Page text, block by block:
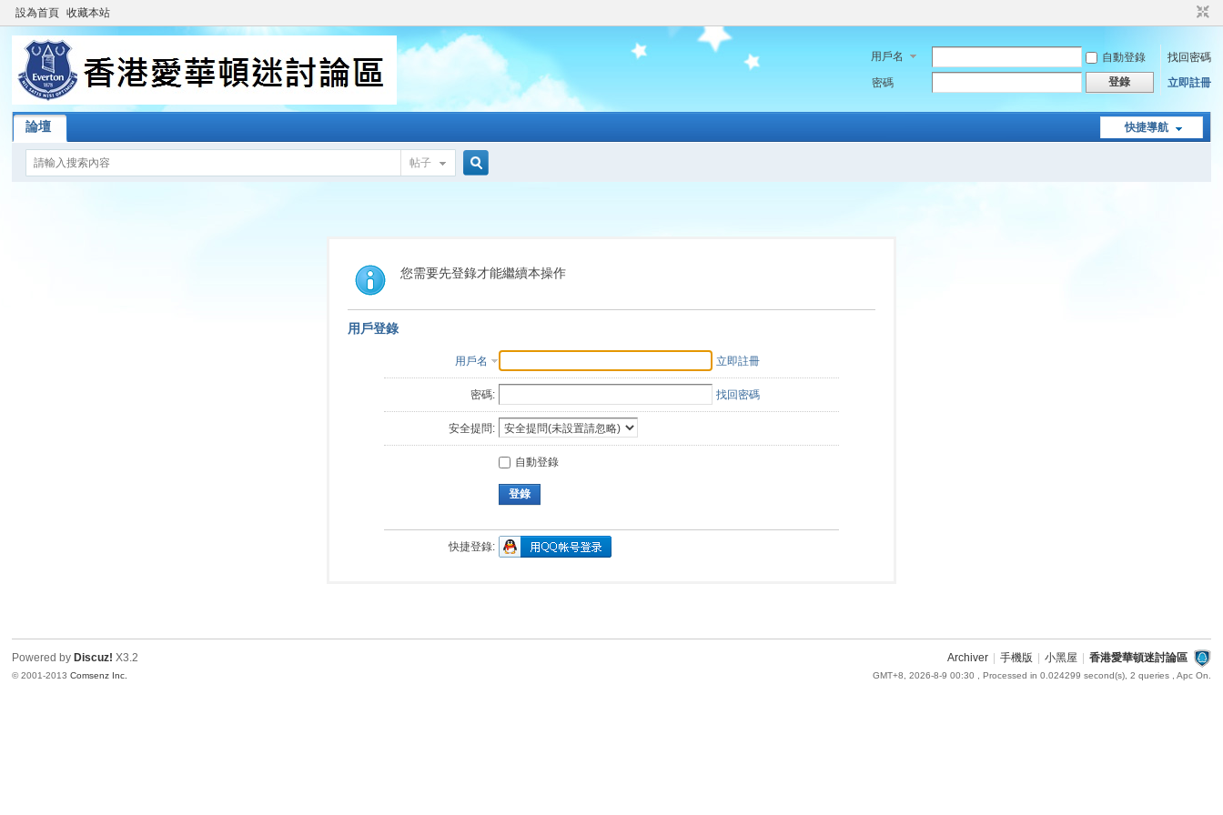
設為首頁 收藏本站
用戶名 自動登錄
找回密碼
密碼
登錄 立即註冊
快捷導航
論壇
帖子
索
您需要先登錄才能繼續本操作
用戶登錄
用戶名 立即註冊
密碼: 找回密碼
安全提問:
自動登錄
登錄
快捷登錄:
Archiver 手機版 小黑屋 香港愛華頓迷討論區
GMT+8, 2026-8-9 00:30 , Processed in 0.024299 second(s), 2 queries , Apc On.
Powered by Discuz! X3.2
© 2001-2013Comsenz Inc.